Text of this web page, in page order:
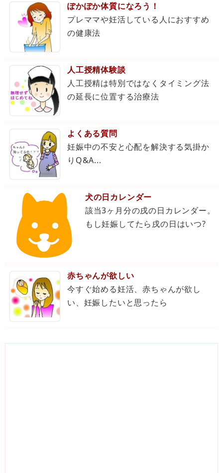
ぽかぽか体質になろう！
プレママや妊活している人におすすめ
の健康法
人工授精体験談
人工授精は特別ではなくタイミング法
の延長に位置する治療法
よくある質問
妊娠中の不安と心配を解決する気掛か
りQ&A...
犬の日カレンダー
該当3ヶ月分の戌の日カレンダー。
もし妊娠してたら戌の日はいつ?
赤ちゃんが欲しい
今すぐ始める妊活、赤ちゃんが欲し
い、妊娠したいと思ったら